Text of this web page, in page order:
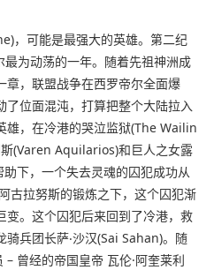
，可能是最强大的英雄。第二纪
为动荡的一年。随着先祖神洲成
章，联盟战争在西罗帝尔全面爆
位面混沌，打算把整个大陆拉入
雄，在冷港的哭泣监狱(The Wailin
(Varen Aquilarios)和巨人之女露
下，一个失去灵魂的囚犯成功从
古拉努斯的锻炼之下，这个囚犯渐
变。这个囚犯后来回到了冷港，救
兵团长萨‧沙汉(Sai Sahan)。随
– 曾经的帝国皇帝 瓦伦·阿奎莱利